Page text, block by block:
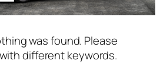
was found. Please
different keywords.